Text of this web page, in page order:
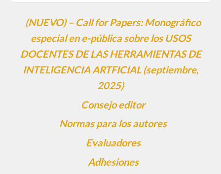
(NUEVO) – Call for Papers: Monográfico
especial en e-pública sobre los USOS
DOCENTES DE LAS HERRAMIENTAS DE
INTELIGENCIA ARTFICIAL (septiembre,
2025)
Consejo editor
Normas para los autores
Evaluadores
Adhesiones